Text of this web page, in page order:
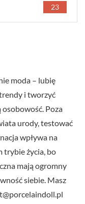
23
moda – lubię
i tworzyć
Poza
urody, testować
wpływa na
trybie życia, bo
mają ogromny
siebie. Masz